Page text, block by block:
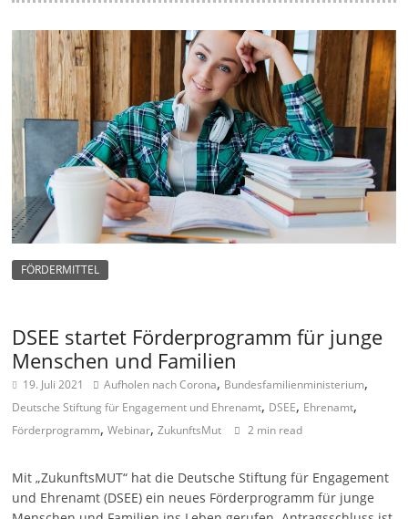
r
k
t
i
n
g
|
n
d
n
V
e
FÖRDERMITTEL
DSEE startet Förderprogramm für junge
Menschen und Familien
19. Juli 2021 Aufholen nach Corona, Bundesfamilienministerium,
Deutsche Stiftung für Engagement und Ehrenamt, DSEE, Ehrenamt,
Förderprogramm,Webinar,ZukunftsMut 2 min read
Mit „ZukunftsMUT“ hat die Deutsche Stiftung für Engagement
und Ehrenamt (DSEE) ein neues Förderprogramm für junge